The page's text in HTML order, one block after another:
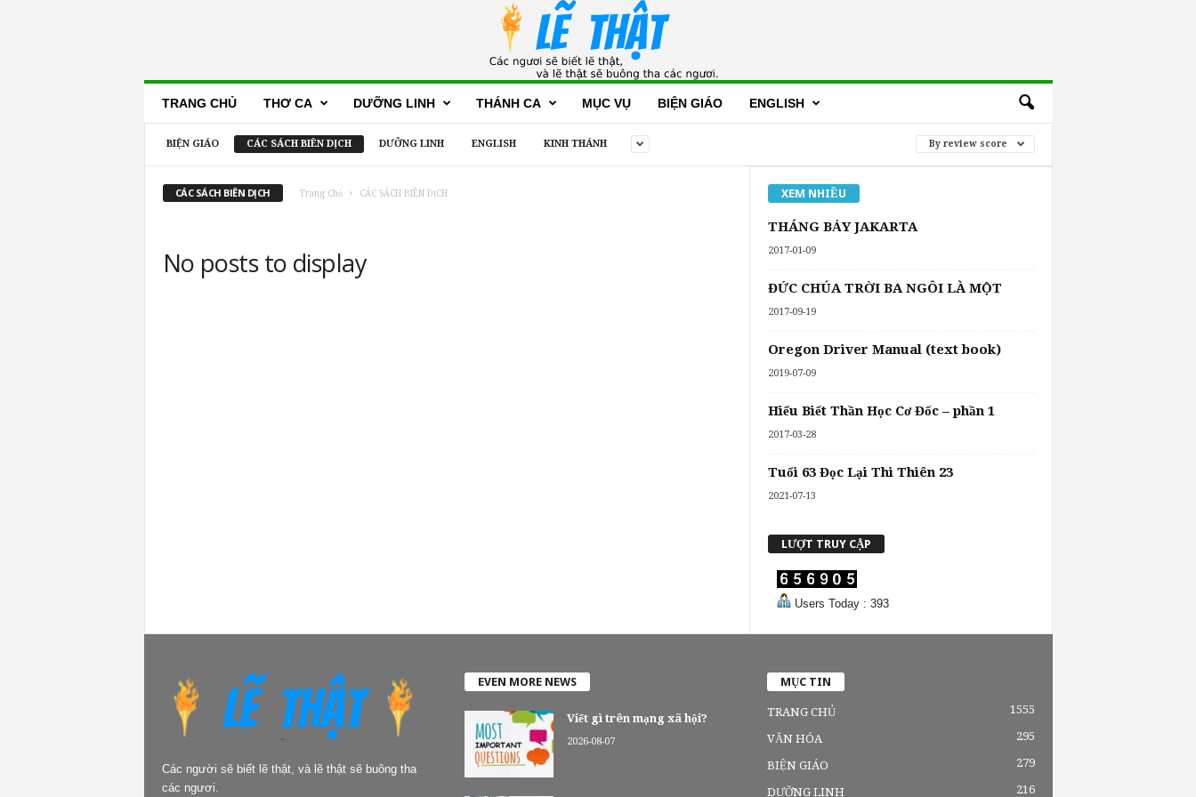
ThậtTRANG CHỦ THƠ CA DƯỠNG LINH THÁNH CA MỤC VỤ BIỆN GIÁO ENGLISH
BIỆN GIÁO CÁC SÁCH BIÊN DỊCH DƯỠNG LINH ENGLISH KINH THÁNH By review score
CÁC SÁCH BIÊN DỊCH Trang Chủ CÁC SÁCH BIÊN DỊCH
No posts to display
XEM NHIỀU
THÁNG BẢY JAKARTA
2017-01-09
ĐỨC CHÚA TRỜI BA NGÔI LÀ MỘT
2017-09-19
Oregon Driver Manual (text book)
2019-07-09
Hiểu Biết Thần Học Cơ Đốc – phần 1
2017-03-28
Tuổi 63 Đọc Lại Thi Thiên 23
2021-07-13
LƯỢT TRUY CẬP
Users Today : 393
Các người sẽ biết lẽ thật, và lẽ thật sẽ buông tha
các ngươi.
EVEN MORE NEWS
Viết gì trên mạng xã hội?
2026-08-07
MỤC TIN
TRANG CHỦ 1555
VĂN HÓA 295
BIỆN GIÁO 279
DƯỠNG LINH 216